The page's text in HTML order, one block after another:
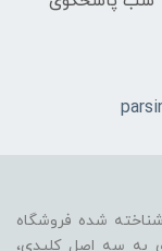
شده فروشگاه
به سه اصل کلیدی،